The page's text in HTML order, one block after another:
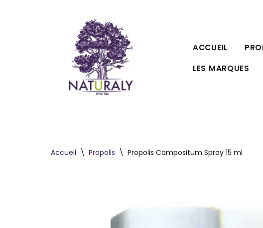
ACCUEIL
LES MARQUES
Accueil \ Propolis \ Propolis Compositum Spray 15 ml